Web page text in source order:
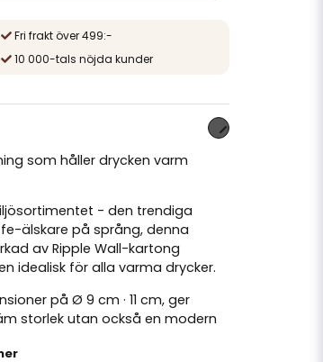
Fri frakt över 499:-
10 000-tals nöjda kunder
som håller drycken varm
- den trendiga
älskare på språng, denna
av Ripple Wall-kartong
idealisk för alla varma drycker.
på Ø 9 cm · 11 cm, ger
storlek utan också en modern